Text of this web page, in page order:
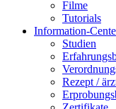
Filme
Tutorials
Information-
Studien
Rezept /